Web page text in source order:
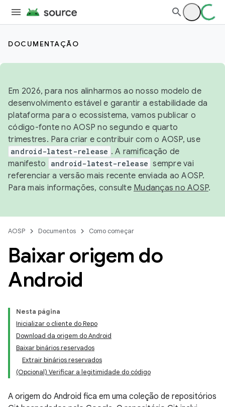
DOCUMENTAÇÃO
Em 2026, para nos alinharmos ao nosso modelo de
desenvolvimento estável e garantir a estabilidade da
plataforma para o ecossistema, vamos publicar o
código-fonte no AOSP no segundo e quarto
trimestres. Para criar e contribuir com o AOSP, use
android-latest-release . A ramificação de
manifesto
android-latest-release sempre vai
referenciar a versão mais recente enviada ao AOSP.
Para mais informações, consulte Mudanças no AOSP.
AOSP Documentos Como começar
Baixar origem do
Android
Nesta página
Inicializar o cliente do Repo
Download da origem do Android
Baixar binários reservados
Extrair binários reservados
(Opcional) Verificar a legitimidade do código
A origem do Android fica em uma coleção de repositórios